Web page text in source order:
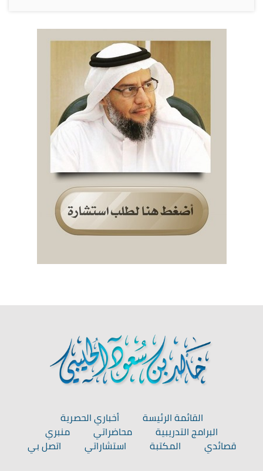
القائمة الرئيسة
أخباري الحصرية
البرامج التدريبية
محاضراتي
منبري
قصائدي
المكتبة استشاراتي اتصل بي